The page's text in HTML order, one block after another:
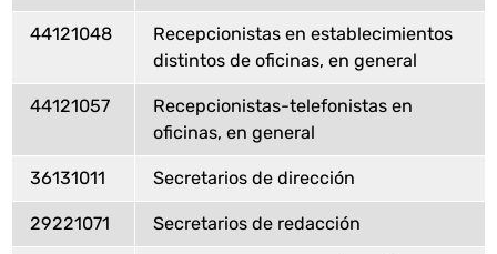
44121048
Recepcionistas en establecimientos
distintos de oficinas, en general
44121057
Recepcionistas-telefonistas en
oficinas, en general
36131011 Secretarios de dirección
29221071 Secretarios de redacción